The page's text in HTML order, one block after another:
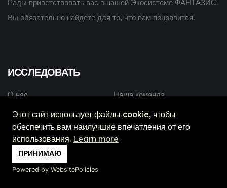
Этот сайт использует файлы cookie, чтобы
обеспечить вам наилучшие впечатления от его
использования. Learn more
ПРИНИМАЮ
Powered by WebsitePolicies
Рады приветствовать вас в нашей Экосистеме ФАНТАЗИС.
Вы обязательно найдете для то, что вам понравится.
ИССЛЕДОВАТЬ
О нас
Наша команда
Сервисы
Отзывы
Портфолио
FAQ
Контакты
Цены